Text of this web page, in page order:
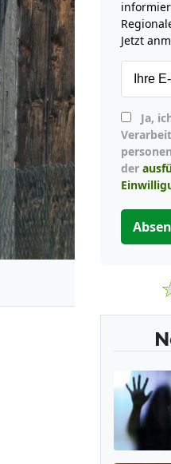
Jetzt
der